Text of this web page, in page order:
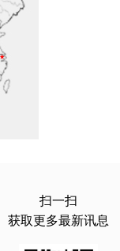
扫一扫
获取更多最新讯息